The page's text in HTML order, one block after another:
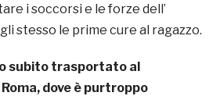
i soccorsi e le forze dell’
stesso le prime cure al ragazzo.
subito trasportato al
dove è purtroppo